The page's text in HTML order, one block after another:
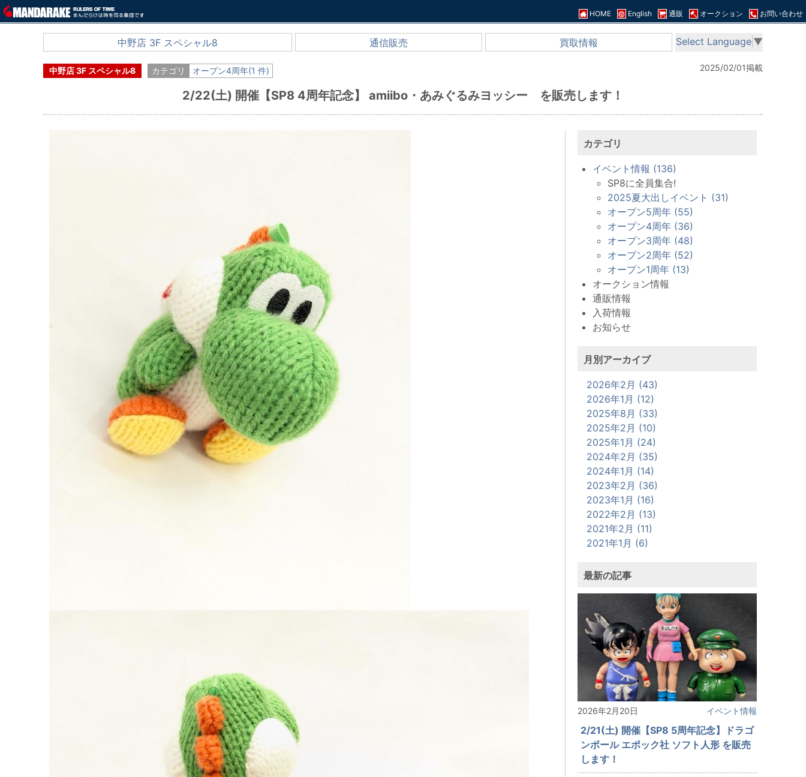
HOME English 通販 オークション お問い合わせ
中野店 3F スペシャル8 通信販売 買取情報 Select Language ▼
中野店 3F スペシャル8 カテゴリ オープン4周年(1 件) 2025/02/01掲載
2/22(土) 開催【SP8 4周年記念】 amiibo・あみぐるみヨッシー を販売します！
カテゴリ
イベント情報 (136)
SP8に全員集合!
2025夏大出しイベント (31)
オープン5周年 (55)
オープン4周年 (36)
オープン3周年 (48)
オープン2周年 (52)
オープン1周年 (13)
オークション情報
通販情報
入荷情報
お知らせ
月別アーカイブ
2026年2月 (43)
2026年1月 (12)
2025年8月 (33)
2025年2月 (10)
2025年1月 (24)
2024年2月 (35)
2024年1月 (14)
2023年2月 (36)
2023年1月 (16)
2022年2月 (13)
2021年2月 (11)
2021年1月 (6)
最新の記事
2026年2月20日 イベント情報
2/21(土) 開催【SP8 5周年記念】ドラゴ
ンボール エポック社 ソフト人形 を販売
します！